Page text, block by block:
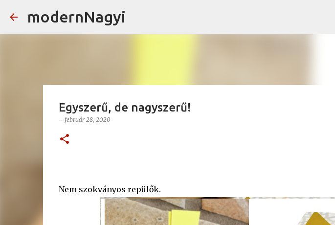
modernNagyi
Egyszerű, de nagyszerű!
– február 28, 2020
Nem szokványos repülők.